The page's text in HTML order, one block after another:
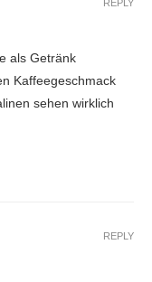
als Getränk
Kaffeegeschmack
sehen wirklich
REPLY
REPLY